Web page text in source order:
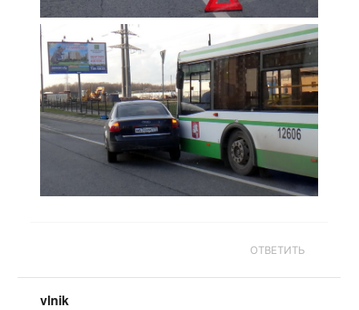
ОТВЕТИТЬ
vlnik